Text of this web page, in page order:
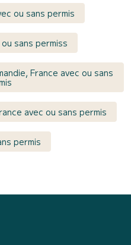
ou sans permis
sans permiss
France avec ou sans
avec ou sans permis
permis